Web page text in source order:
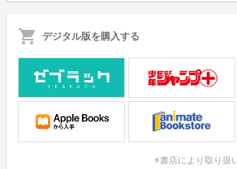
デジタル版を購入する
※書店により取り扱